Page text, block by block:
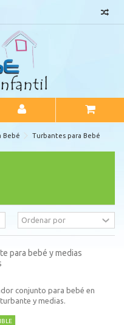
Bebé Turbantes para Bebé
para bebé y medias
conjunto para bebé en
y medias.